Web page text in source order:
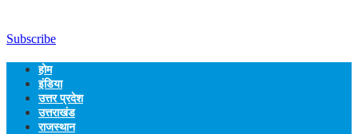
Subscribe
होम
इंडिया
उत्तर प्रदेश
उत्तराखंड
राजस्थान